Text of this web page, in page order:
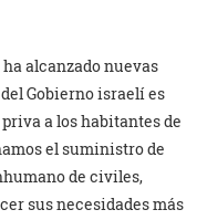
alcanzado nuevas
Gobierno israelí es
a los habitantes de
el suministro de
de civiles,
sus necesidades más